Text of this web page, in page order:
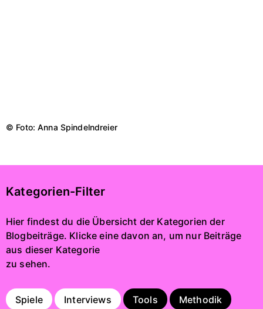
© Foto: Anna Spindelndreier
Kategorien-Filter
Hier findest du die Übersicht der Kategorien der
Blogbeiträge. Klicke eine davon an, um nur Beiträge
aus dieser Kategorie
zu sehen.
Spiele Interviews Tools Methodik